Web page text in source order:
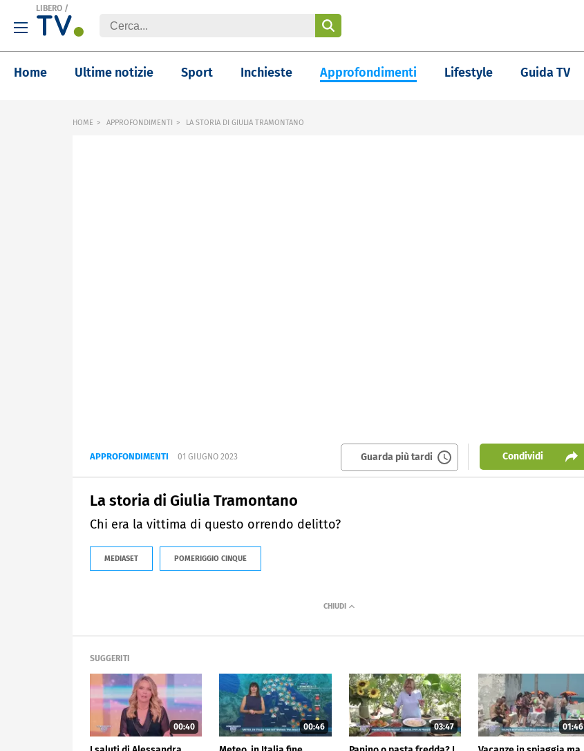
LIBERO /
Home Ultime notizie Sport Inchieste Approfondimenti Lifestyle Guida TV
HOME APPROFONDIMENTI LA STORIA DI GIULIA TRAMONTANO
APPROFONDIMENTI 01 GIUGNO 2023 Guarda più tardi Condividi
La storia di Giulia Tramontano
Chi era la vittima di questo orrendo delitto?
MEDIASET POMERIGGIO CINQUE
SUGGERITI
00:40 00:46 03:47 01:46